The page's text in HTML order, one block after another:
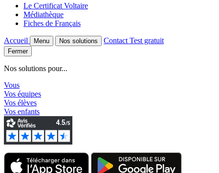
Le Certificat Voltaire
Médiathèque
Fiches de Français
Accueil Menu Nos solutions Contact Test gratuit
Fermer
Nos solutions pour...
Vous
Vos équipes
Vos élèves
Vos enfants